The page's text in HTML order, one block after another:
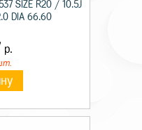
SIZE R20 / 10.5J
DIA 66.60
р.